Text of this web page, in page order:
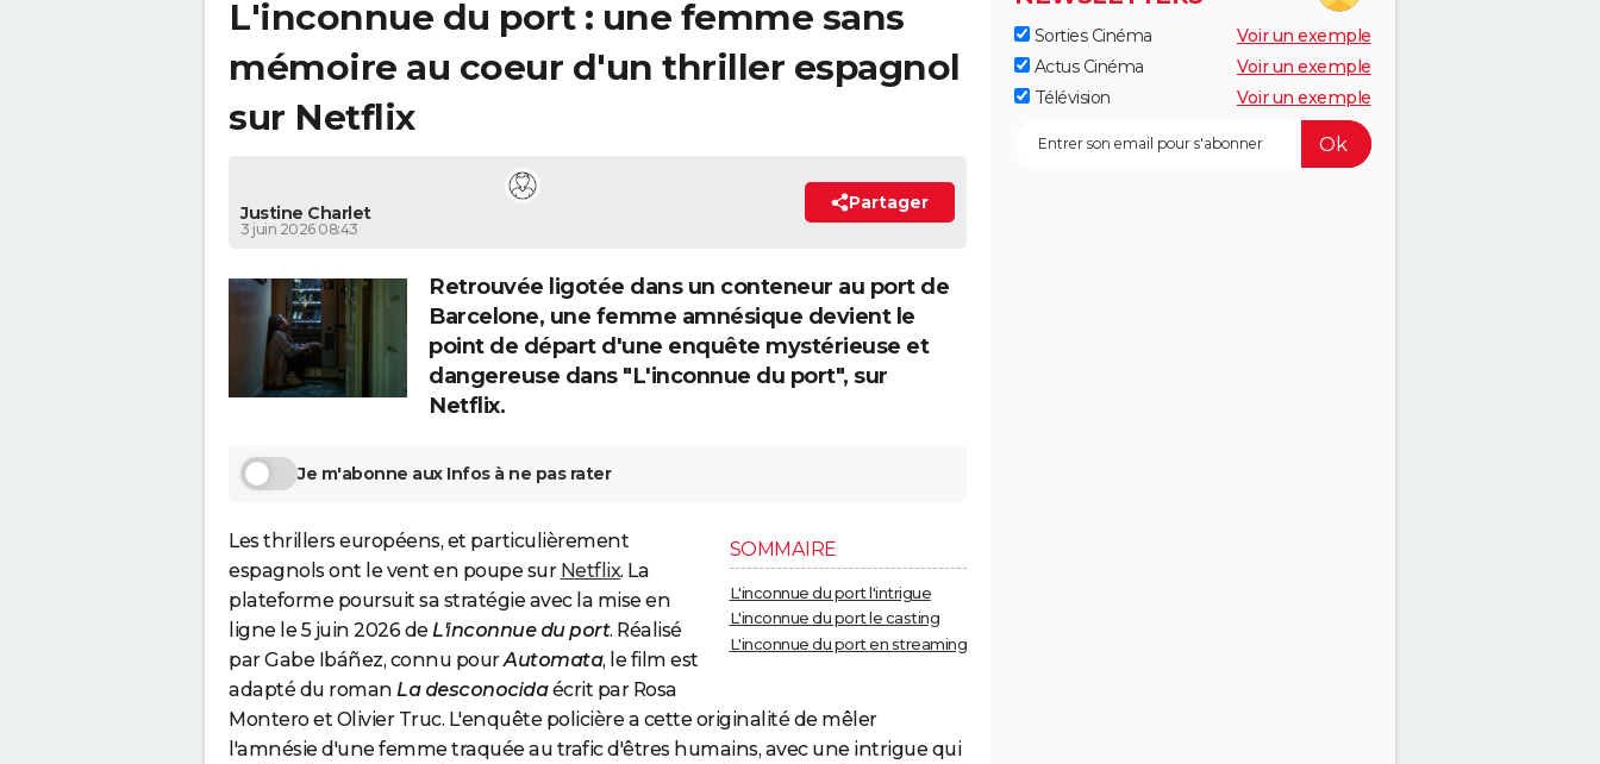
L'inconnue du port : une femme sans
mémoire au coeur d'un thriller espagnol
sur Netflix
Justine Charlet
3 juin 2026 08:43
Partager
Retrouvée ligotée dans un conteneur au port de
Barcelone, une femme amnésique devient le
point de départ d'une enquête mystérieuse et
dangereuse dans "L'inconnue du port", sur
Netflix.
Je m'abonne aux Infos à ne pas rater
SOMMAIRE
L'inconnue du port l'intrigue
L'inconnue du port le casting
L'inconnue du port en streaming
Les thrillers européens, et particulièrement
espagnols ont le vent en poupe sur Netflix. La
plateforme poursuit sa stratégie avec la mise en
ligne le 5 juin 2026 de L'inconnue du port. Réalisé
par Gabe Ibáñez, connu pourAutomata, le film est
adapté du roman La desconocidaécrit par Rosa
Montero et Olivier Truc. L'enquête policière a cette originalité de mêler
l'amnésie d'une femme traquée au trafic d'êtres humains, avec une intrigue qui
Sorties Cinéma
Voir un exemple
Actus Cinéma
Voir un exemple
Télévision
Voir un exemple